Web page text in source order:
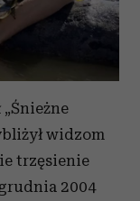
z innymi danymi
widzom
trzęsienie
2004